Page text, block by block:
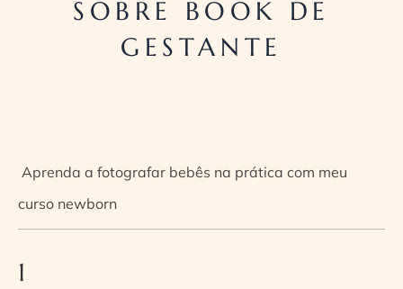
SOBRE BOOK DE
GESTANTE
Aprenda a fotografar bebês na prática com meu
curso newborn
1